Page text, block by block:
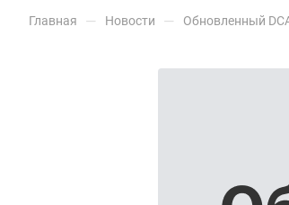
Главная — Новости — Обновленный